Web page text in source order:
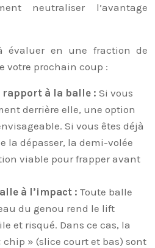
neutraliser l’avantage
évaluer en une fraction de
votre prochain coup :
à la balle : Si vous
derrière elle, une option
Si vous êtes déjà
la dépasser, la demi-volée
viable pour frapper avant
à l’impact : Toute balle
du genou rend le lift
et risqué. Dans ce cas, la
» (slice court et bas) sont